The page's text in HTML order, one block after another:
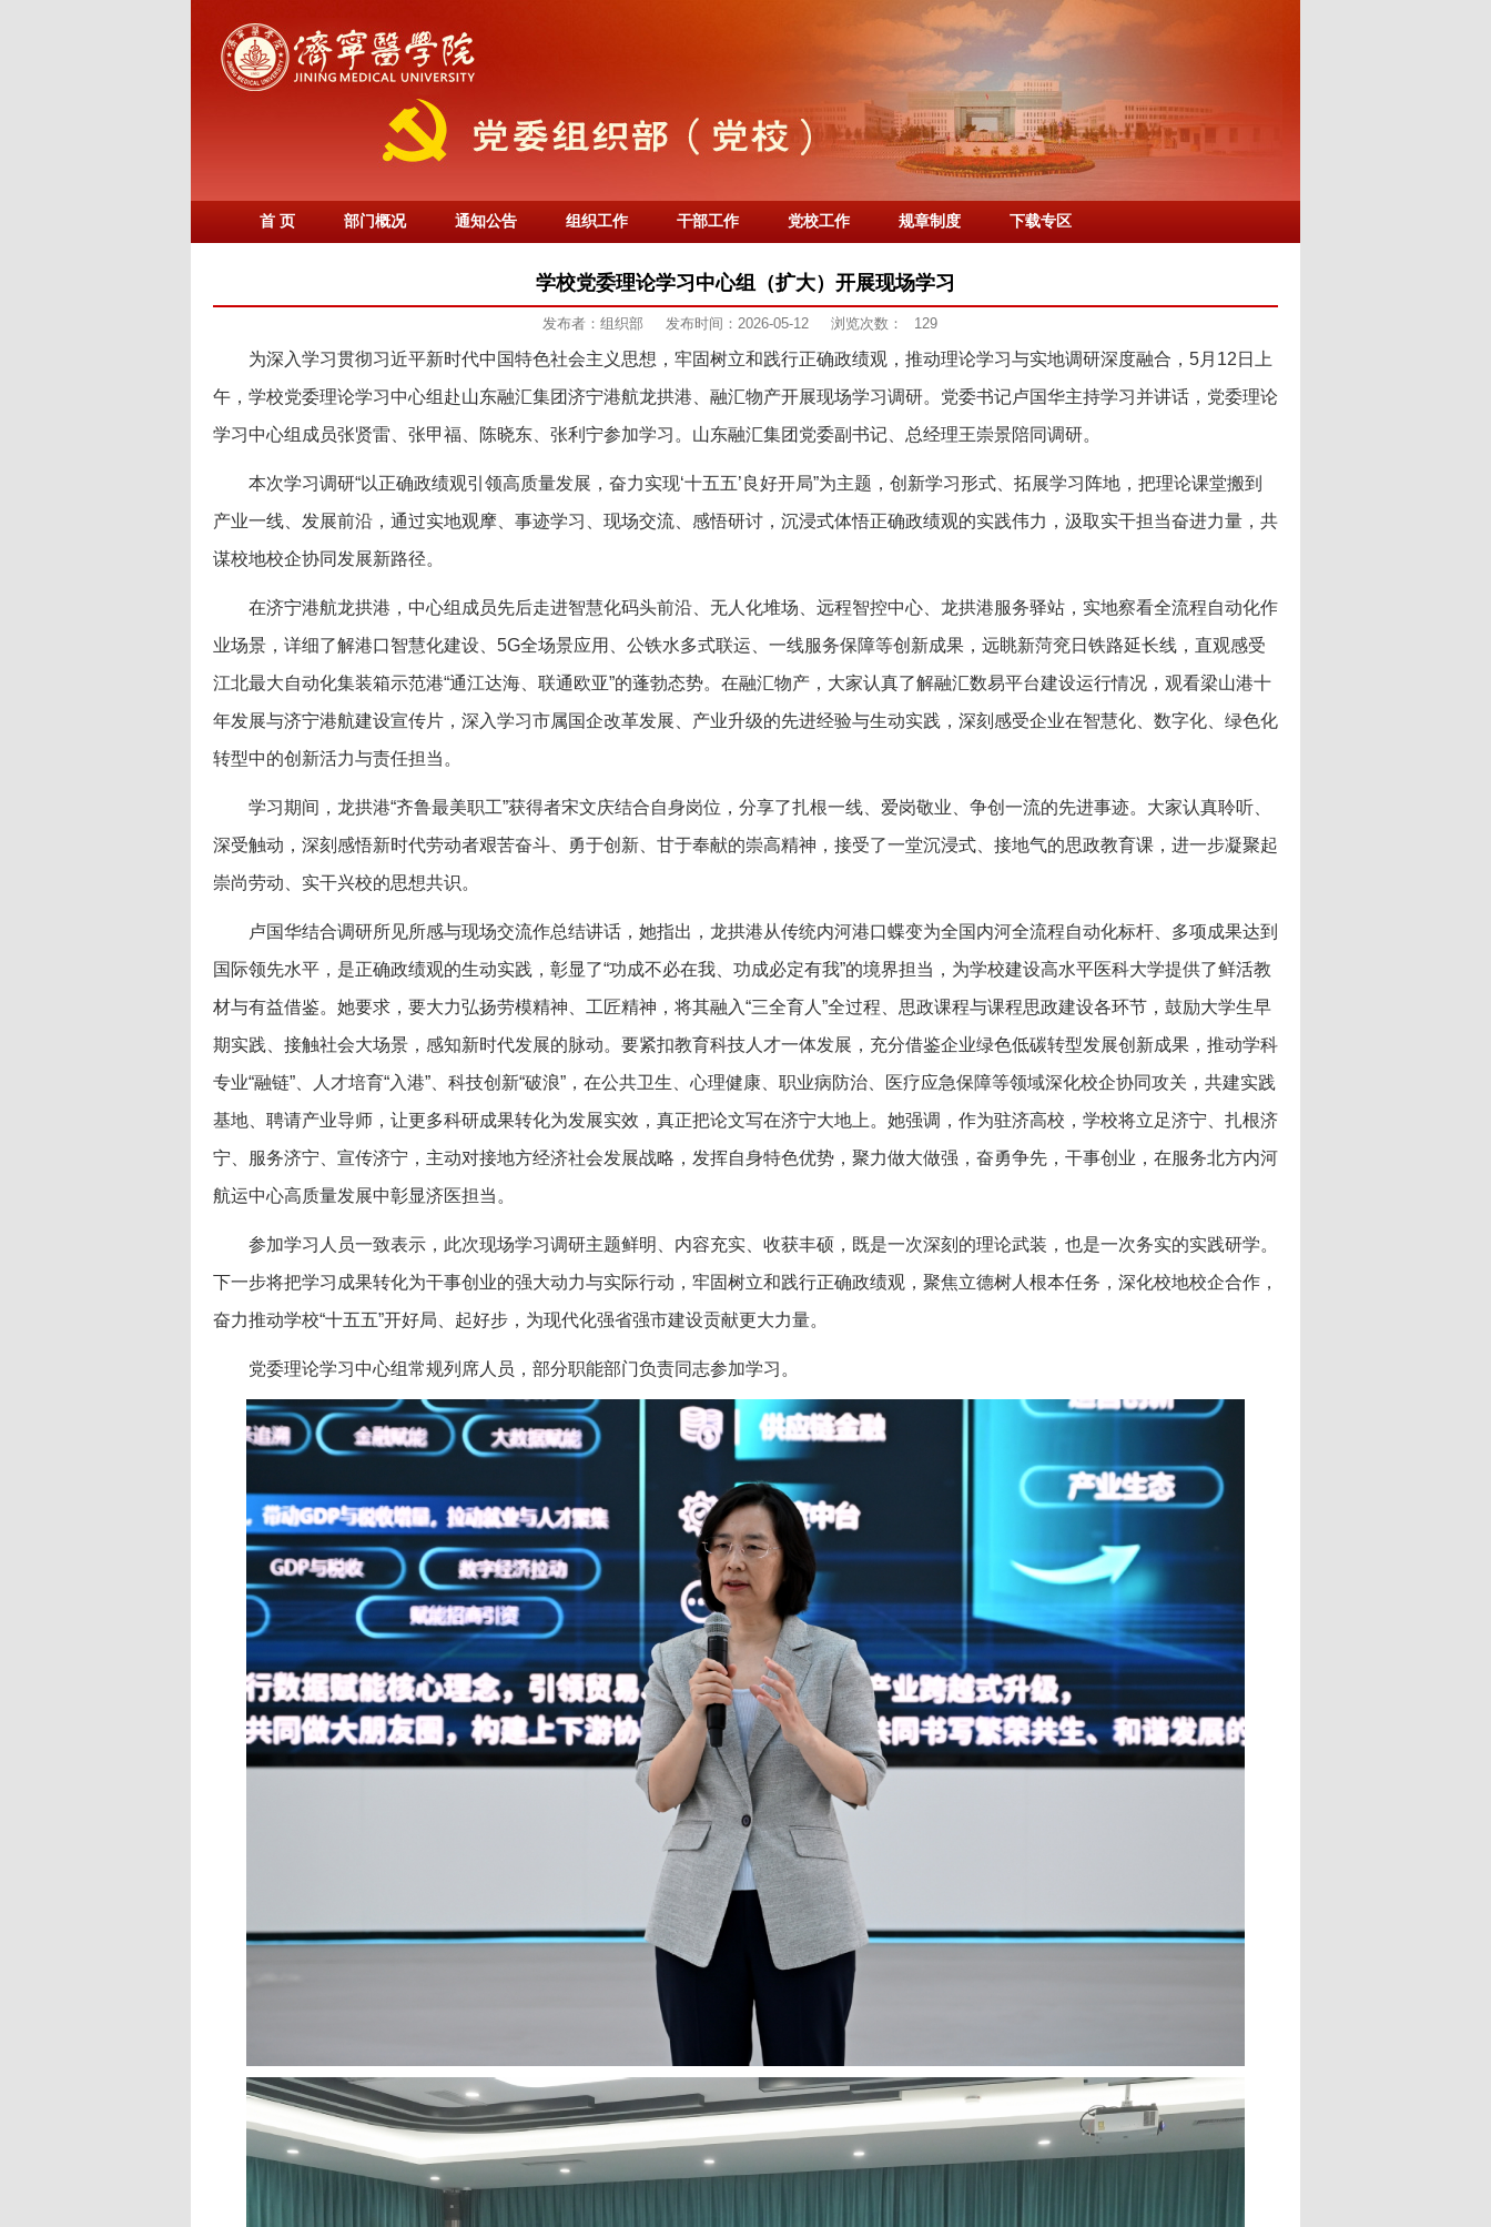
首 页 部门概况 通知公告 组织工作 干部工作 党校工作 规章制度 下载专区
学校党委理论学习中心组（扩大）开展现场学习
发布者：组织部 发布时间：2026-05-12 浏览次数： 129
为深入学习贯彻习近平新时代中国特色社会主义思想，牢固树立和践行正确政绩观，推动理论学习与实地调研深度融合，5月12日上
午，学校党委理论学习中心组赴山东融汇集团济宁港航龙拱港、融汇物产开展现场学习调研。党委书记卢国华主持学习并讲话，党委理论
学习中心组成员张贤雷、张甲福、陈晓东、张利宁参加学习。山东融汇集团党委副书记、总经理王崇景陪同调研。
本次学习调研“以正确政绩观引领高质量发展，奋力实现‘十五五’良好开局”为主题，创新学习形式、拓展学习阵地，把理论课堂搬到
产业一线、发展前沿，通过实地观摩、事迹学习、现场交流、感悟研讨，沉浸式体悟正确政绩观的实践伟力，汲取实干担当奋进力量，共
谋校地校企协同发展新路径。
在济宁港航龙拱港，中心组成员先后走进智慧化码头前沿、无人化堆场、远程智控中心、龙拱港服务驿站，实地察看全流程自动化作
业场景，详细了解港口智慧化建设、5G全场景应用、公铁水多式联运、一线服务保障等创新成果，远眺新菏兖日铁路延长线，直观感受
江北最大自动化集装箱示范港“通江达海、联通欧亚”的蓬勃态势。在融汇物产，大家认真了解融汇数易平台建设运行情况，观看梁山港十
年发展与济宁港航建设宣传片，深入学习市属国企改革发展、产业升级的先进经验与生动实践，深刻感受企业在智慧化、数字化、绿色化
转型中的创新活力与责任担当。
学习期间，龙拱港“齐鲁最美职工”获得者宋文庆结合自身岗位，分享了扎根一线、爱岗敬业、争创一流的先进事迹。大家认真聆听、
深受触动，深刻感悟新时代劳动者艰苦奋斗、勇于创新、甘于奉献的崇高精神，接受了一堂沉浸式、接地气的思政教育课，进一步凝聚起
崇尚劳动、实干兴校的思想共识。
卢国华结合调研所见所感与现场交流作总结讲话，她指出，龙拱港从传统内河港口蝶变为全国内河全流程自动化标杆、多项成果达到
国际领先水平，是正确政绩观的生动实践，彰显了“功成不必在我、功成必定有我”的境界担当，为学校建设高水平医科大学提供了鲜活教
材与有益借鉴。她要求，要大力弘扬劳模精神、工匠精神，将其融入“三全育人”全过程、思政课程与课程思政建设各环节，鼓励大学生早
期实践、接触社会大场景，感知新时代发展的脉动。要紧扣教育科技人才一体发展，充分借鉴企业绿色低碳转型发展创新成果，推动学科
专业“融链”、人才培育“入港”、科技创新“破浪”，在公共卫生、心理健康、职业病防治、医疗应急保障等领域深化校企协同攻关，共建实践
基地、聘请产业导师，让更多科研成果转化为发展实效，真正把论文写在济宁大地上。她强调，作为驻济高校，学校将立足济宁、扎根济
宁、服务济宁、宣传济宁，主动对接地方经济社会发展战略，发挥自身特色优势，聚力做大做强，奋勇争先，干事创业，在服务北方内河
航运中心高质量发展中彰显济医担当。
参加学习人员一致表示，此次现场学习调研主题鲜明、内容充实、收获丰硕，既是一次深刻的理论武装，也是一次务实的实践研学。
下一步将把学习成果转化为干事创业的强大动力与实际行动，牢固树立和践行正确政绩观，聚焦立德树人根本任务，深化校地校企合作，
奋力推动学校“十五五”开好局、起好步，为现代化强省强市建设贡献更大力量。
党委理论学习中心组常规列席人员，部分职能部门负责同志参加学习。